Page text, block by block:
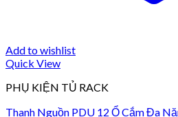
Add to wishlist
Quick View
PHỤ KIỆN TỦ RACK
Thanh Nguồn PDU 12 Ổ Cắm Đa